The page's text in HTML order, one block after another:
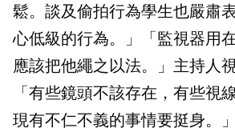
鬆。談及偷拍行為學生也嚴肅
心低級的行為。」「監視器用
應該把他繩之以法。」主持人
「有些鏡頭不該存在，有些視
現有不仁不義的事情要挺身。」